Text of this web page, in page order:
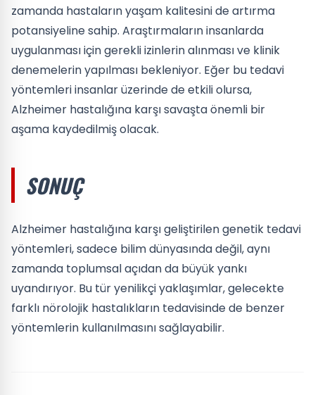
zamanda hastaların yaşam kalitesini de artırma
potansiyeline sahip. Araştırmaların insanlarda
uygulanması için gerekli izinlerin alınması ve klinik
denemelerin yapılması bekleniyor. Eğer bu tedavi
yöntemleri insanlar üzerinde de etkili olursa,
Alzheimer hastalığına karşı savaşta önemli bir
aşama kaydedilmiş olacak.
SONUÇ
Alzheimer hastalığına karşı geliştirilen genetik tedavi
yöntemleri, sadece bilim dünyasında değil, aynı
zamanda toplumsal açıdan da büyük yankı
uyandırıyor. Bu tür yenilikçi yaklaşımlar, gelecekte
farklı nörolojik hastalıkların tedavisinde de benzer
yöntemlerin kullanılmasını sağlayabilir.